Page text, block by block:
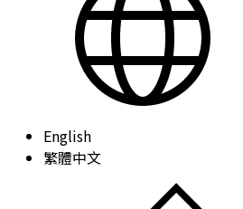
English
繁體中文